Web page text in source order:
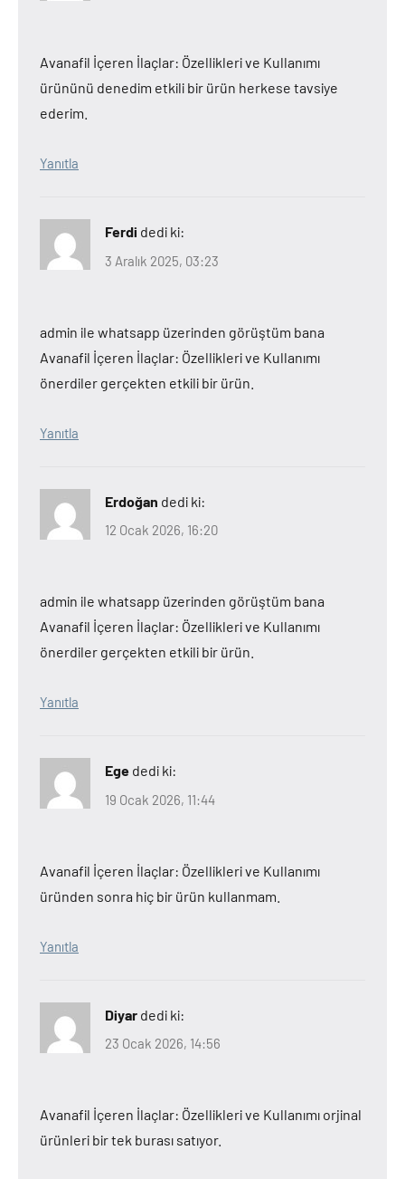
Avanafil İçeren İlaçlar: Özellikleri ve Kullanımı
ürününü denedim etkili bir ürün herkese tavsiye
ederim.
Yanıtla
Ferdi dedi ki:
3 Aralık 2025, 03:23
admin ile whatsapp üzerinden görüştüm bana
Avanafil İçeren İlaçlar: Özellikleri ve Kullanımı
önerdiler gerçekten etkili bir ürün.
Yanıtla
Erdoğan dedi ki:
12 Ocak 2026, 16:20
admin ile whatsapp üzerinden görüştüm bana
Avanafil İçeren İlaçlar: Özellikleri ve Kullanımı
önerdiler gerçekten etkili bir ürün.
Yanıtla
Ege dedi ki:
19 Ocak 2026, 11:44
Avanafil İçeren İlaçlar: Özellikleri ve Kullanımı
üründen sonra hiç bir ürün kullanmam.
Yanıtla
Diyar dedi ki:
23 Ocak 2026, 14:56
Avanafil İçeren İlaçlar: Özellikleri ve Kullanımı orjinal
ürünleri bir tek burası satıyor.